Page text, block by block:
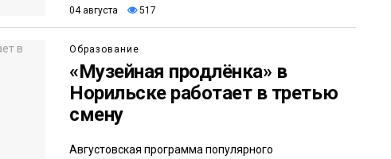
04 августа 517
Образование
«Музейная продлёнка» в
Норильске работает в третью
смену
Августовская программа популярного